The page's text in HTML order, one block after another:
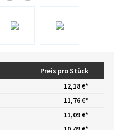
Preis pro Stück
12,18 €*
11,76 €*
11,09 €*